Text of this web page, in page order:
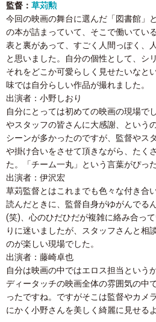
監督： 草苅勲
今回の映画の舞台に選んだ「図書館」
の本が詰まっていて、そこで働いてい
表と裏があって、すごく人間っぽく、
と思いました。自分の個性として、シ
それをどこか可愛らしく見せたいなと
味では自分らしい作品が撮れました。
出演者：小野しおり
自分にとっては初めての映画の現場で
やスタッフの皆さんに大感謝、という
シーンが多かったのですが、監督やス
や掛け合いをさせて頂きながら、たく
た。「チーム一丸」という言葉がぴっ
出演者：伊沢宏
草苅監督とはこれまでも色々な付き合
読んだときに、監督自身がゆがんでる
(笑)、心のひだひだが複雑に絡み合っ
りに迷いましたが、スタッフさんと相
のが楽しい現場でした。
出演者：藤崎卓也
自分は映画の中ではエロス担当という
ディータッチの映画全体の雰囲気の中
ったですね。ですがそこは監督やカメ
にかく小野さんを美しく綺麗に見せる